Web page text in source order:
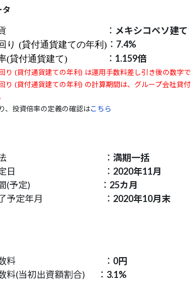
タ
通貨 ： メキシコペソ建て
り (貸付通貨建ての年利) ： 7.4%
(貸付通貨建て) ： 1.159倍
り (貸付通貨建ての年利) は運用手数料差し引き後の数字で
り (貸付通貨建ての年利) の計算期間は、グループ会社貸
、投資倍率の定義の確認はこちら
方法 ： 満期一括
予定日 ： 2020年11月
期間(予定) ： 25カ月
了予定年月 ： 2020年10月末
手数料 ： 0円
料(当初出資額割合) ： 3.1%